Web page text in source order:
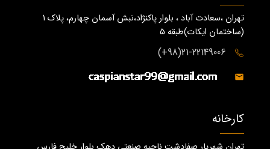
تهران ،سعادت آباد ، بلوار پاکنژاد،نبش آسمان چهارم، پلاک 1
(ساختمان ايكات)طبقه ٥
21-22149006(98+)
کارخانه